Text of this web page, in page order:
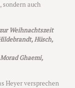
sondern auch
Weihnachtszeit
Hüsch,
Ghaemi,
Heyer versprechen